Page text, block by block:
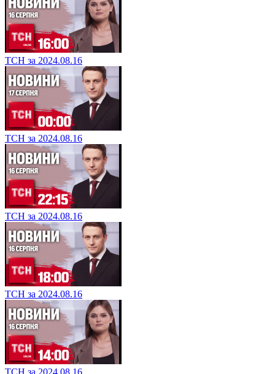
ТСН за 2024.08.16
ТСН за 2024.08.16
ТСН за 2024.08.16
ТСН за 2024.08.16
ТСН за 2024.08.16